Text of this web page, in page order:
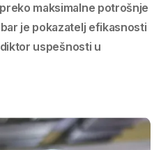
maksimalne potrošnje
je pokazatelj efikasnosti
uspešnosti u
za uspehom u
koja meri maksimalnu